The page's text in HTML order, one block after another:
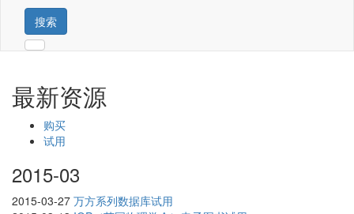
搜索
最新资源
购买
试用
2015-03
2015-03-27 万方系列数据库试用